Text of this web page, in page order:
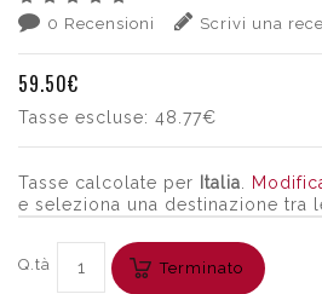
0 Recensioni Scrivi una
59.50€
Tasse escluse: 48.77€
Tasse calcolate per Italia
e seleziona una destinazione tra
Q.tà Terminato